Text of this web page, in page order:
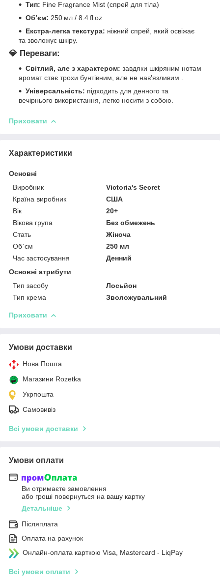
Тип: Fine Fragrance Mist (спрей для тіла)
Об’єм: 250 мл / 8.4 fl oz
Екстра-легка текстура: ніжний спрей, який освіжає
та зволожує шкіру.
💎 Переваги:
Світлий, але з характером: завдяки шкіряним нотам
аромат стає трохи бунтівним, але не нав'язливим .
Універсальність: підходить для денного та
вечірнього використання, легко носити з собою.
Приховати
Характеристики
Основні
Виробник
Victoria's Secret
Країна виробник
США
Вік
20+
Вікова група
Без обмежень
Стать
Жіноча
Об`єм
250 мл
Час застосування
Денний
Основні атрибути
Тип засобу
Лосьйон
Тип крема
Зволожувальний
Приховати
Умови доставки
Нова Пошта
Магазини Rozetka
Укрпошта
Самовивіз
Всі умови доставки
Умови оплати
Ви отримаєте замовлення
або гроші повернуться на вашу картку
Детальніше
Післяплата
Оплата на рахунок
Онлайн-оплата карткою Visa, Mastercard - LiqPay
Всі умови оплати